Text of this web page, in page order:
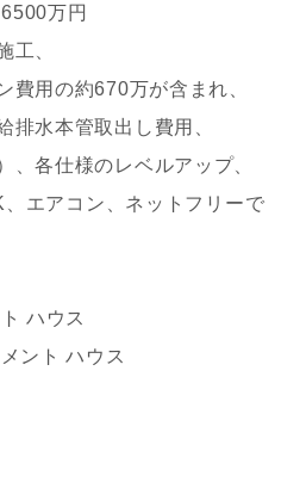
写真を拡大する
万円
工、
費用の約670万が含まれ、
排水本管取出し費用、
、各仕様のレベルアップ、
エアコン、ネットフリーで
ハウス
ント ハウス